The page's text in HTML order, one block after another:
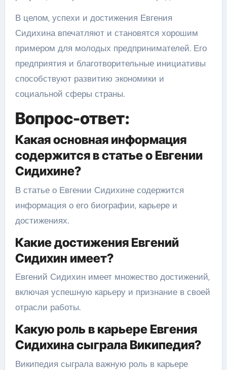
В целом, успехи и достижения Евгения
Сидихина впечатляют и становятся хорошим
примером для молодых предпринимателей. Его
предприятия и благотворительные инициативы
способствуют развитию экономики и
социальной сферы страны.
Вопрос-ответ:
Какая основная информация
содержится в статье о Евгении
Сидихине?
В статье о Евгении Сидихине содержится
информация о его биографии, карьере и
достижениях.
Какие достижения Евгений
Сидихин имеет?
Евгений Сидихин имеет множество достижений,
включая успешную карьеру и признание в своей
отрасли работы.
Какую роль в карьере Евгения
Сидихина сыграла Википедия?
Википедия сыграла важную роль в карьере